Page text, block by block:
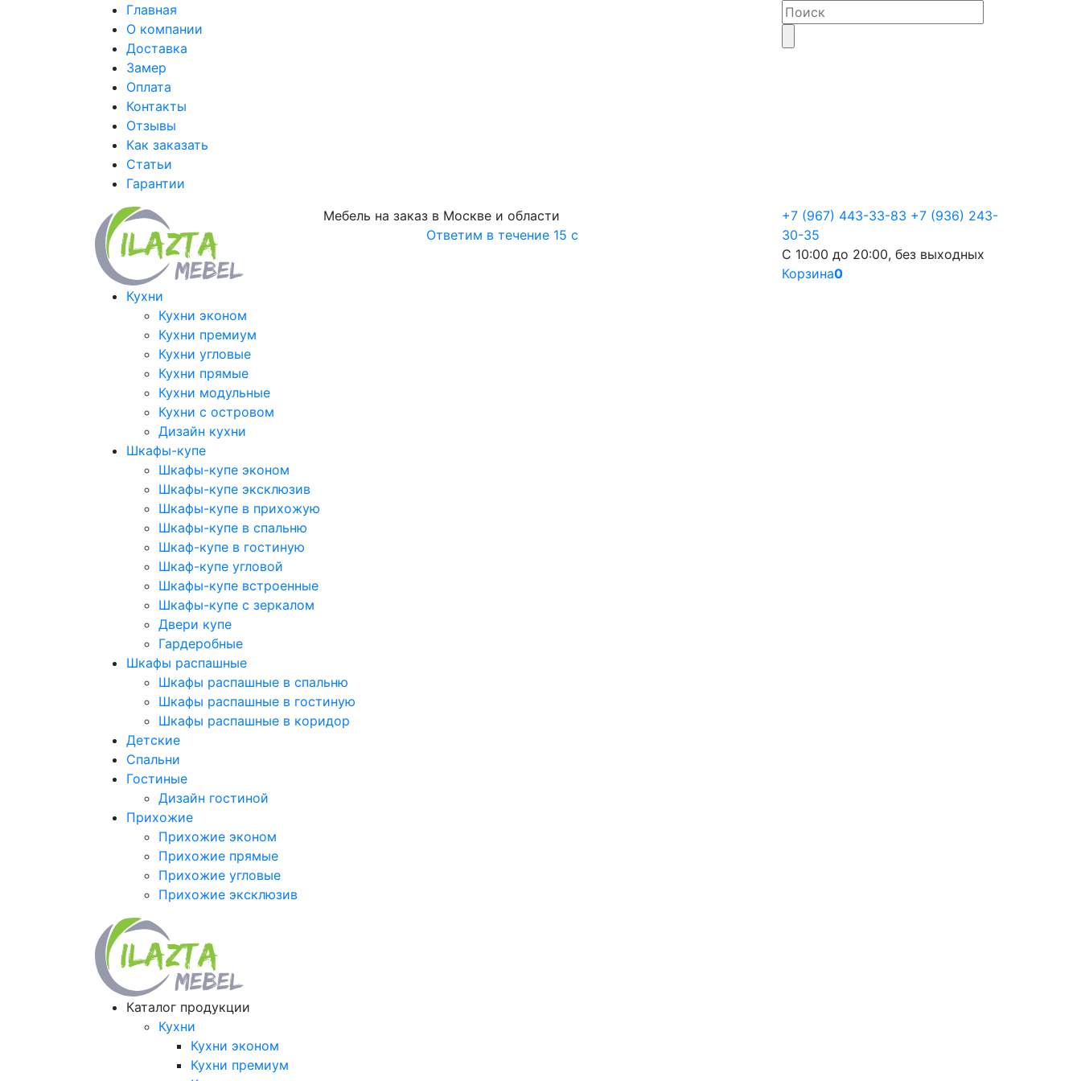
Главная
О компании
Доставка
Замер
Оплата
Контакты
Отзывы
Как заказать
Статьи
Гарантии
Мебель на заказ в Москве и области
Ответим в течение 15 с
+7 (967) 443-33-83 +7 (936) 243-
30-35
С 10:00 до 20:00, без выходных
Корзина0
Кухни
Кухни эконом
Кухни премиум
Кухни угловые
Кухни прямые
Кухни модульные
Кухни с островом
Дизайн кухни
Шкафы-купе
Шкафы-купе эконом
Шкафы-купе эксклюзив
Шкафы-купе в прихожую
Шкафы-купе в спальню
Шкаф-купе в гостиную
Шкаф-купе угловой
Шкафы-купе встроенные
Шкафы-купе с зеркалом
Двери купе
Гардеробные
Шкафы распашные
Шкафы распашные в спальню
Шкафы распашные в гостиную
Шкафы распашные в коридор
Детские
Спальни
Гостиные
Дизайн гостиной
Прихожие
Прихожие эконом
Прихожие прямые
Прихожие угловые
Прихожие эксклюзив
Каталог продукции
Кухни
Кухни эконом
Кухни премиум